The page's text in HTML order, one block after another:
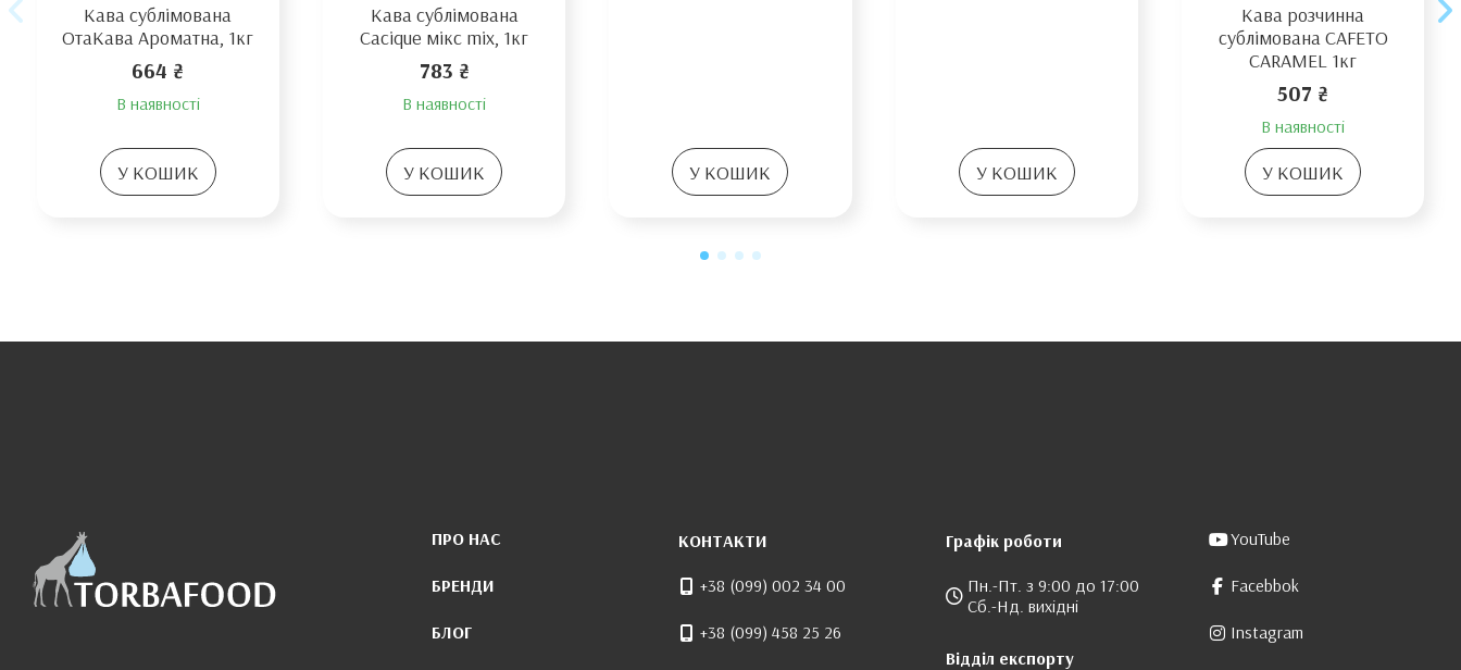
Кава сублімована
ОтаКава Ароматна, 1кг
664 ₴
В наявності
У КОШИК
Кава сублімована
Cacique мікс mix, 1кг
783 ₴
В наявності
У КОШИК У КОШИК У КОШИК
Кава розчинна
сублімована CAFETO
CARAMEL 1кг
507 ₴
В наявності
У КОШИК
ПРО НАС
БРЕНДИ
БЛОГ
КОНТАКТИ
+38 (099) 002 34 00
+38 (099) 458 25 26
Графік роботи
Пн.-Пт. з 9:00 до 17:00
Сб.-Нд. вихідні
Відділ експорту
YouTube
Facebbok
Instagram